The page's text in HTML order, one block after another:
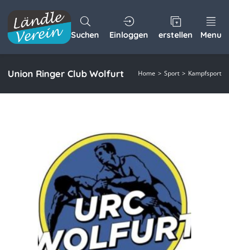
Suchen Einloggen erstellen Menu
Union Ringer Club Wolfurt Home Sport Kampfsport